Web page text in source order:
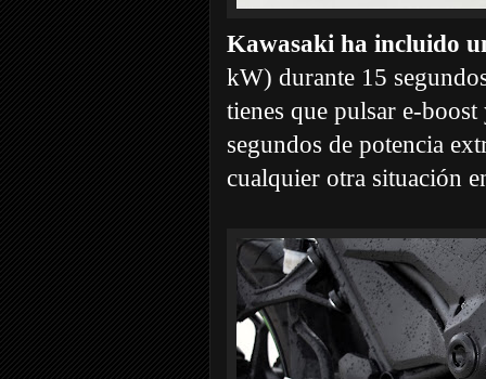
Kawasaki ha incluido
kW) durante 15
tienes que pulsar e-
segundos de potencia
cualquier otra situación